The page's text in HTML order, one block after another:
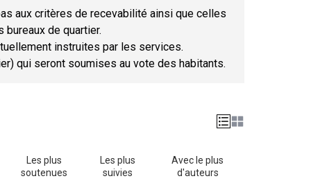
aux critères de recevabilité ainsi que celles
de quartier.
instruites par les services.
qui seront soumises au vote des habitants.
Les plus
soutenues
Les plus
suivies
Avec le plus
d'auteurs